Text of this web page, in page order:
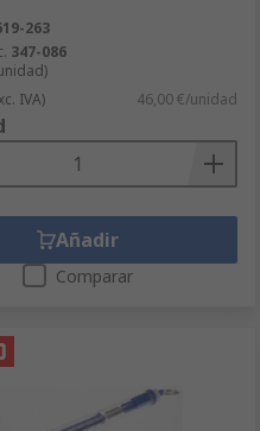
263
347-086
IVA) 46,00 €/unidad
Añadir
Comparar